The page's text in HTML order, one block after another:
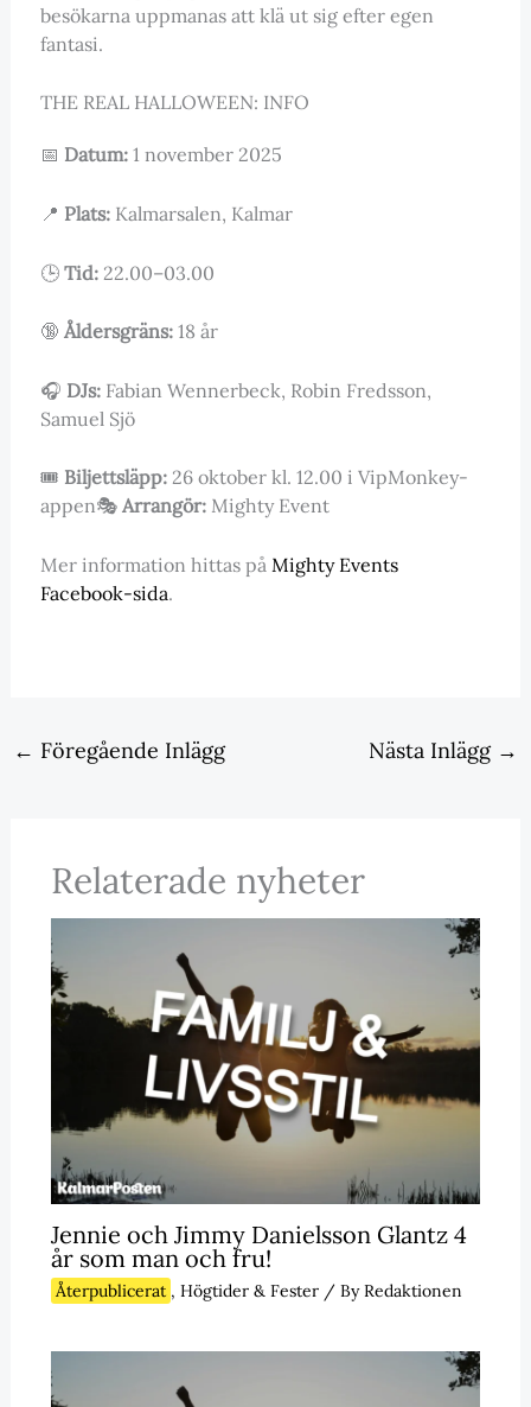
besökarna uppmanas att klä ut sig efter egen
fantasi.
THE REAL HALLOWEEN: INFO
📅 Datum:1 november 2025
📍 Plats:Kalmarsalen, Kalmar
🕒 Tid:22.00–03.00
🔞 Åldersgräns:18 år
🎧 DJs:Fabian Wennerbeck, Robin Fredsson,
Samuel Sjö
🎟 Biljettsläpp:26 oktober kl. 12.00 i VipMonkey-
appen🎭 Arrangör:Mighty Event
Mer information hittas på Mighty Events
Facebook-sida.
← Föregående Inlägg Nästa Inlägg →
Relaterade nyheter
Jennie och Jimmy Danielsson Glantz 4
år som man och fru!
Återpublicerat , Högtider & Fester/ ByRedaktionen